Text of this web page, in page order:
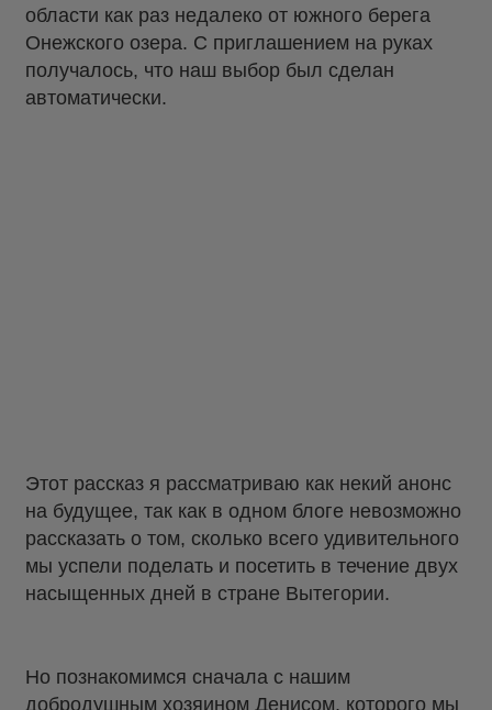
области как раз недалеко от южного берега
Онежского озера. С приглашением на руках
получалось, что наш выбор был сделан
автоматически.
Этот рассказ я рассматриваю как некий анонс
на будущее, так как в одном блоге невозможно
рассказать о том, сколько всего удивительного
мы успели поделать и посетить в течение двух
насыщенных дней в стране Вытегории.
Но познакомимся сначала с нашим
добродушным хозяином Денисом, которого мы